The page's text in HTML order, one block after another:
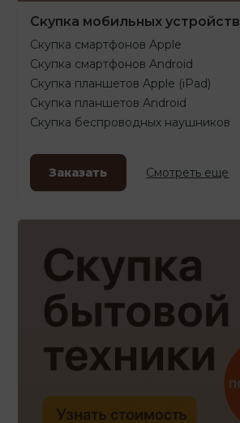
Скупка мобильных устройств
Скупка смартфонов Apple
Скупка смартфонов Android
Скупка планшетов Apple (iPad)
Скупка планшетов Android
Скупка беспроводных наушников
Заказать Смотреть еще